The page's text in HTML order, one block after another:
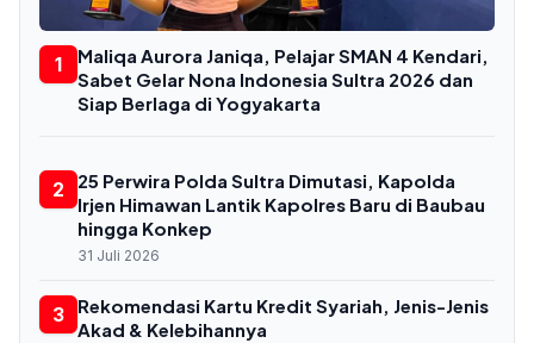
1
Maliqa Aurora Janiqa, Pelajar SMAN 4 Kendari,
Sabet Gelar Nona Indonesia Sultra 2026 dan
Siap Berlaga di Yogyakarta
2
25 Perwira Polda Sultra Dimutasi, Kapolda
Irjen Himawan Lantik Kapolres Baru di Baubau
hingga Konkep
31 Juli 2026
3
Rekomendasi Kartu Kredit Syariah, Jenis-Jenis
Akad & Kelebihannya